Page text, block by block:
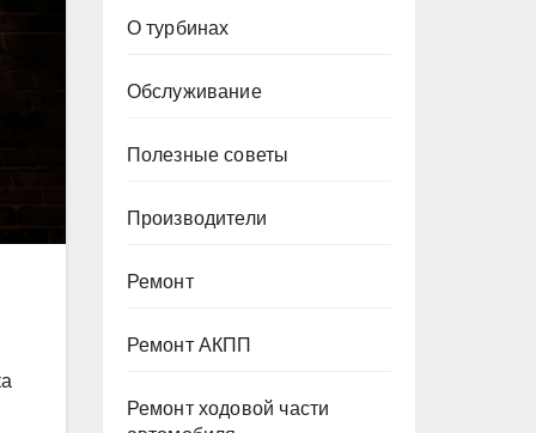
О турбинах
Обслуживание
Полезные советы
Производители
Ремонт
Ремонт АКПП
Ремонт ходовой части